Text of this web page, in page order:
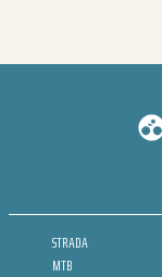
STRADA
MTB